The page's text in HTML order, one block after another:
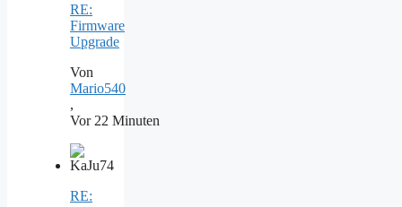
RE:
Firmware
Upgrade
Von
Mario540
,
Vor 22 Minuten
RE: